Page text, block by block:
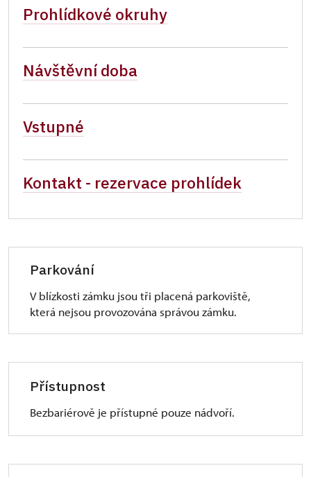
Prohlídkové okruhy
Návštěvní doba
Vstupné
Kontakt - rezervace prohlídek
Parkování
V blízkosti zámku jsou tři placená parkoviště,
která nejsou provozována správou zámku.
Přístupnost
Bezbariérově je přístupné pouze nádvoří.